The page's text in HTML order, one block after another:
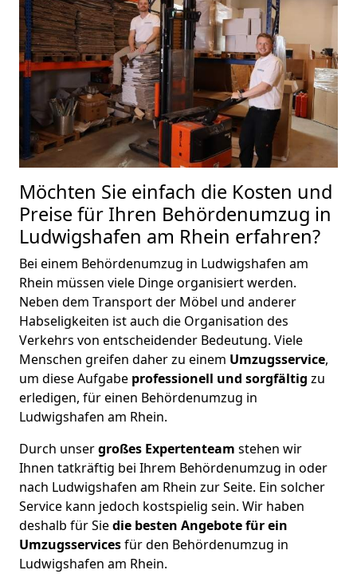
Möchten Sie einfach die Kosten und
Preise für Ihren Behördenumzug in
Ludwigshafen am Rhein erfahren?
Bei einem Behördenumzug in Ludwigshafen am
Rhein müssen viele Dinge organisiert werden.
Neben dem Transport der Möbel und anderer
Habseligkeiten ist auch die Organisation des
Verkehrs von entscheidender Bedeutung. Viele
Menschen greifen daher zu einem Umzugsservice,
um dieseAufgabe professionell und sorgfältig zu
erledigen, für einen Behördenumzug in
Ludwigshafen am Rhein.
Durch unsergroßes Expertenteam stehen wir
Ihnen tatkräftig bei Ihrem Behördenumzug in oder
nach Ludwigshafen am Rhein zur Seite. Ein solcher
Service kann jedoch kostspielig sein. Wir haben
deshalb für Siedie besten Angebote für ein
Umzugsservicesfür den Behördenumzug in
Ludwigshafen am Rhein.